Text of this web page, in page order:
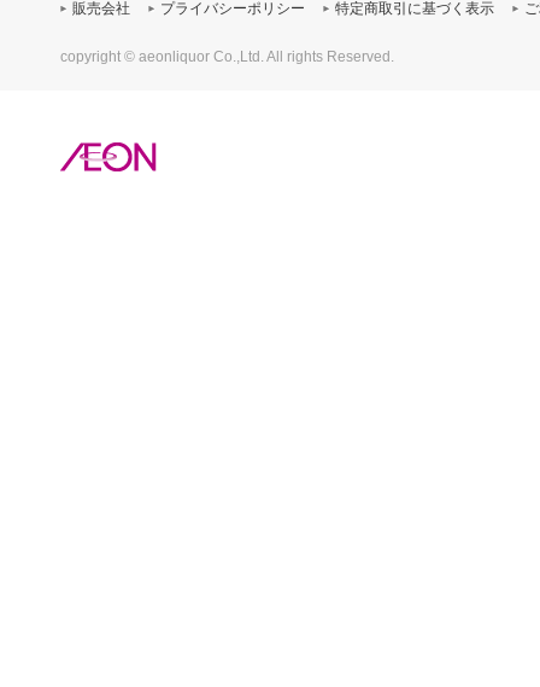
販売会社 プライバシーポリシー 特定商取引に基づく表示
copyright © aeonliquor Co.,Ltd. All rights Reserved.